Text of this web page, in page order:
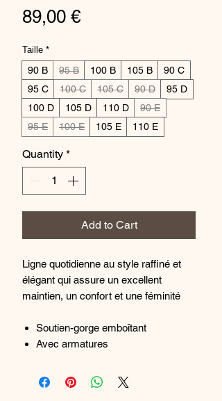
89,00 €Price
Taille *
90 B 95 B 100 B 105 B
90 C
95 C
100 C 105 C 90 D
95 D
100 D
105 D 110 D
90 E
95 E
100 E 105 E 110 E
Quantity *
Add to Cart
Ligne quotidienne au style raffiné et
élégant qui assure un excellent
maintien, un confort et une féminité
Soutien-gorge emboîtant
Avec armatures
recentrée et galbée
Bonnets ornés d'une délicate